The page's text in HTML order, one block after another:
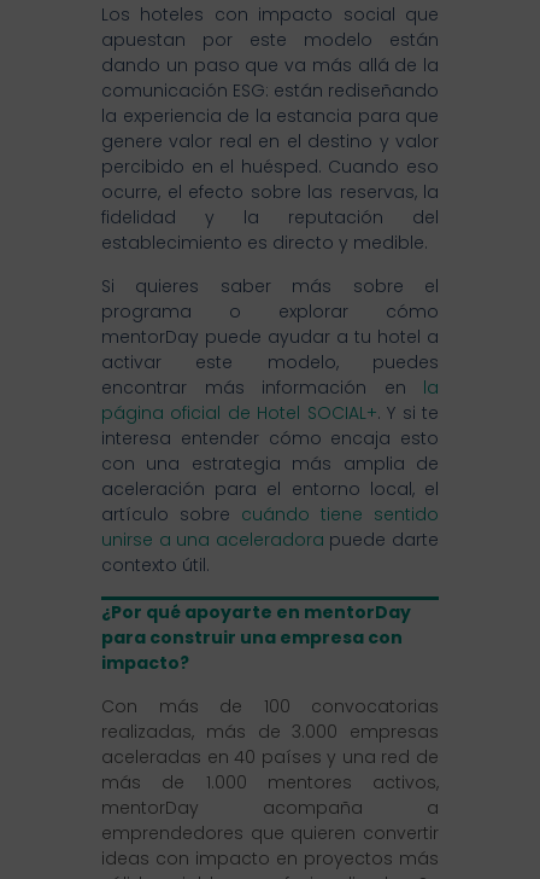
Los hoteles con impacto social que
apuestan por este modelo están
dando un paso que va más allá de la
comunicación ESG: están rediseñando
la experiencia de la estancia para que
genere valor real en el destino y valor
percibido en el huésped. Cuando eso
ocurre, el efecto sobre las reservas, la
fidelidad y la reputación del
establecimiento es directo y medible.
Si quieres saber más sobre el
programa o explorar cómo
mentorDay puede ayudar a tu hotel a
activar este modelo, puedes
encontrar más información en la
página oficial de Hotel SOCIAL+. Y si te
interesa entender cómo encaja esto
con una estrategia más amplia de
aceleración para el entorno local, el
artículo sobre cuándo tiene sentido
unirse a una aceleradora puede darte
contexto útil.
¿Por qué apoyarte en mentorDay
para construir una empresa con
impacto?
Con más de 100 convocatorias
realizadas, más de 3.000 empresas
aceleradas en 40 países y una red de
más de 1.000 mentores activos,
mentorDay acompaña a
emprendedores que quieren convertir
ideas con impacto en proyectos más